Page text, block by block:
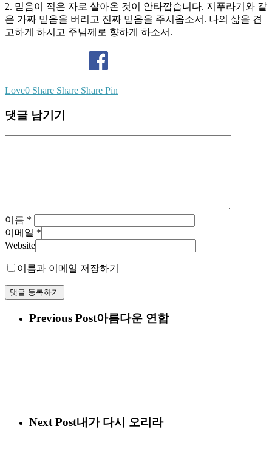
2. 믿음이 적은 자로 살아온 것이 안타깝습니다. 지푸라기와 같
은 가짜 믿음을 버리고 진짜 믿음을 주시옵소서. 나의 삶을 견
고하게 하시고 주님께로 향하게 하소서.
Love0 Share Share Share Pin
댓글 남기기
이름 *
이메일 *
Website
이름과 이메일 저장하기
Previous Post아름다운 연합
Next Post내가 다시 오리라